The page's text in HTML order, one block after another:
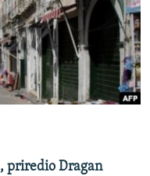
priredio Dragan